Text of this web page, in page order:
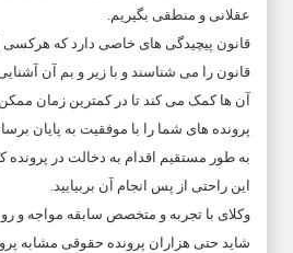
عقلانی و منطقی بگیریم.
قانون پیچیدگی های خاصی دارد که هرکسی
قانون را می شناسند و با زیر و بم آن
آن ها کمک می کند تا در کمترین زمان
پرونده های شما را با موفقیت به پایان
به طور مستقیم اقدام به دخالت در پرونده
این راحتی از پس انجام آن بربیایید.
وکلای با تجربه و متخصص سابقه مواجه و
شاید حتی هزاران پرونده حقوقی مشابه